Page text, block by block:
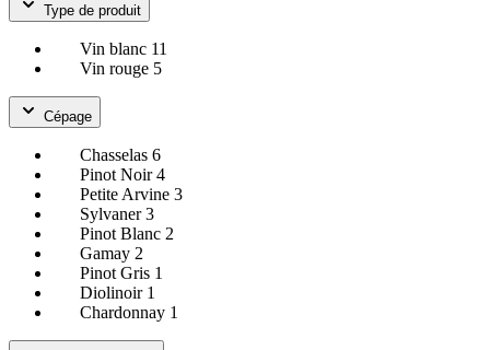
Type de produit
Vin blanc 11
Vin rouge 5
Cépage
Chasselas 6
Pinot Noir4
Petite Arvine 3
Sylvaner3
Pinot Blanc 2
Gamay 2
Pinot Gris 1
Diolinoir 1
Chardonnay 1